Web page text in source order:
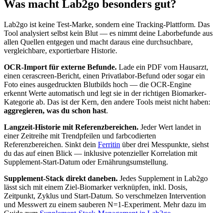
Was macht Lab2go besonders gut?
Lab2go ist keine Test-Marke, sondern eine Tracking-Plattform. Das
Tool analysiert selbst kein Blut — es nimmt deine Laborbefunde aus
allen Quellen entgegen und macht daraus eine durchsuchbare,
vergleichbare, exportierbare Historie.
OCR-Import für externe Befunde. Lade ein PDF vom Hausarzt,
einen cerascreen-Bericht, einen Privatlabor-Befund oder sogar ein
Foto eines ausgedruckten Blutbilds hoch — die OCR-Engine
erkennt Werte automatisch und legt sie in der richtigen Biomarker-
Kategorie ab. Das ist der Kern, den andere Tools meist nicht haben:
aggregieren, was du schon hast.
Langzeit-Historie mit Referenzbereichen. Jeder Wert landet in
einer Zeitreihe mit Trendpfeilen und farbcodierten
Referenzbereichen. Sinkt dein Ferritin über drei Messpunkte, siehst
du das auf einen Blick — inklusive potenzieller Korrelation mit
Supplement-Start-Datum oder Ernährungsumstellung.
Supplement-Stack direkt daneben. Jedes Supplement in Lab2go
lässt sich mit einem Ziel-Biomarker verknüpfen, inkl. Dosis,
Zeitpunkt, Zyklus und Start-Datum. So verschmelzen Intervention
und Messwert zu einem sauberen N=1-Experiment. Mehr dazu im